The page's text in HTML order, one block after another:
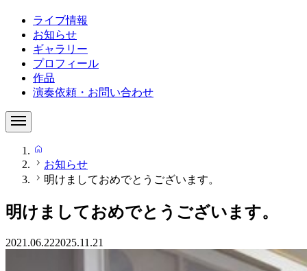
ライブ情報
お知らせ
ギャラリー
プロフィール
作品
演奏依頼・お問い合わせ
お知らせ
明けましておめでとうございます。
明けましておめでとうございます。
2021.06.222025.11.21